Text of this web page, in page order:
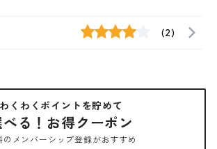
(2)
わくわくポイントを貯めて
る！お得クーポン
のメンバーシップ登録がおすすめ